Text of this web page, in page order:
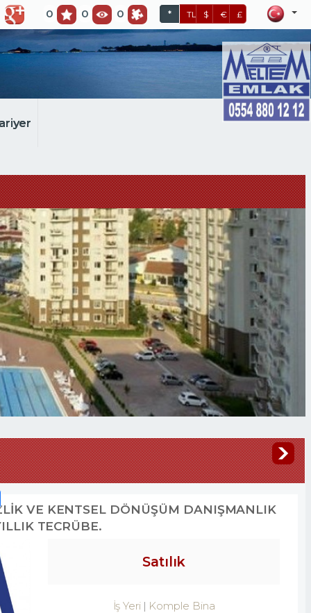
0 0 0 * TL $ € £
VE KENTSEL DÖNÜŞÜM DANIŞMANLIK
TECRÜBE.
Satılık
İş Yeri Komple Bina